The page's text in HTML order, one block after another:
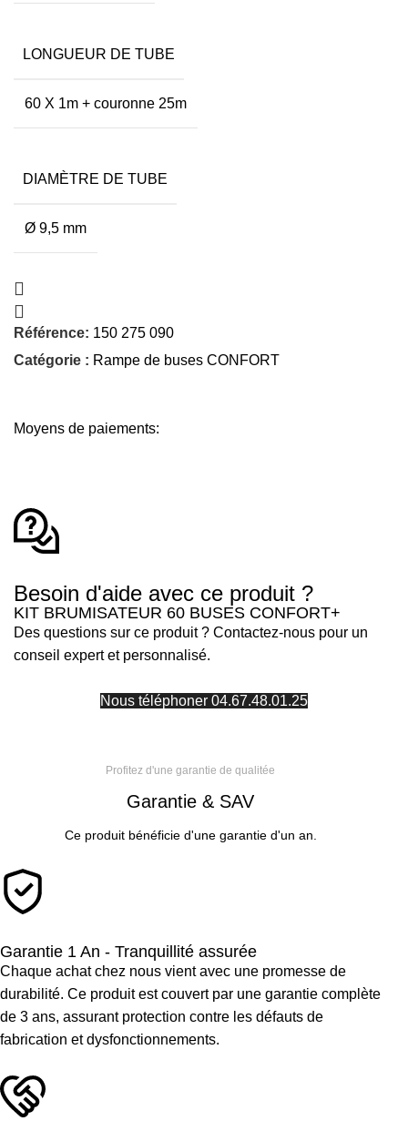
LONGUEUR DE TUBE
60 X 1m + couronne 25m
DIAMÈTRE DE TUBE
Ø 9,5 mm
Référence: 150 275 090
Catégorie : Rampe de buses CONFORT
Moyens de paiements:
Besoin d'aide avec ce produit ?
KIT BRUMISATEUR 60 BUSES CONFORT+
Des questions sur ce produit ? Contactez-nous pour un
conseil expert et personnalisé.
Nous téléphoner 04.67.48.01.25
Profitez d'une garantie de qualitée
Garantie & SAV
Ce produit bénéficie d'une garantie d'un an.
Garantie 1 An - Tranquillité assurée
Chaque achat chez nous vient avec une promesse de
durabilité. Ce produit est couvert par une garantie complète
de 3 ans, assurant protection contre les défauts de
fabrication et dysfonctionnements.